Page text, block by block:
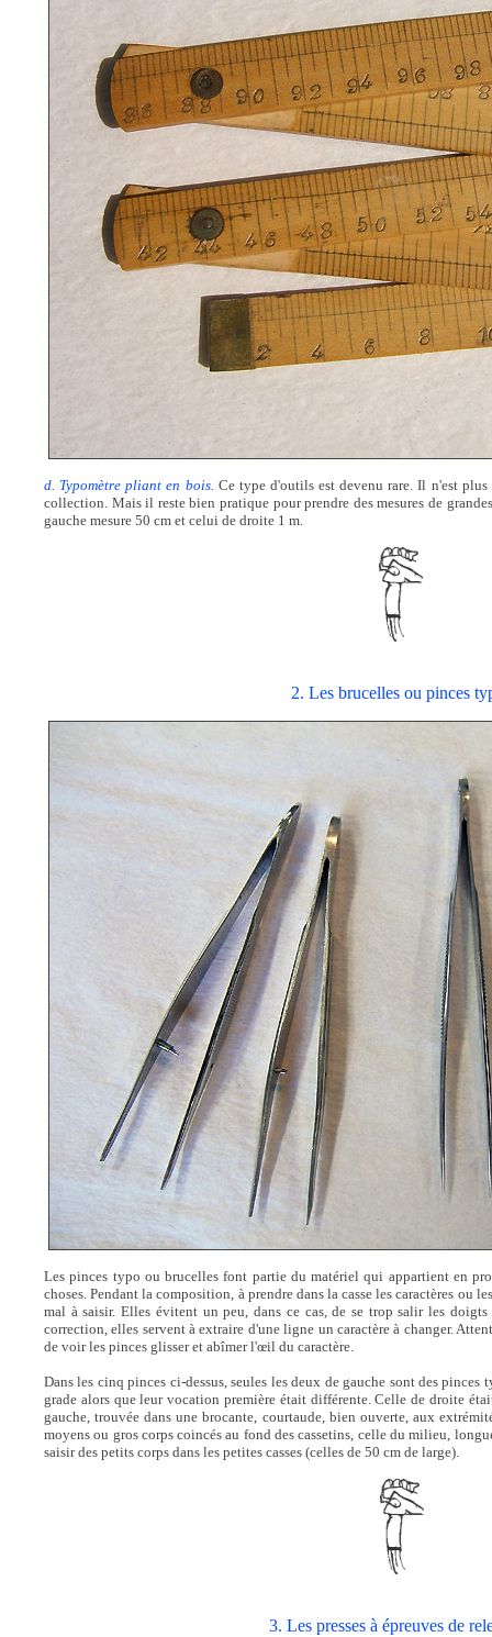
d. Typomètre pliant en bois. Ce type d'outils est devenu rare. Il n'est
collection. Mais il reste bien pratique pour prendre des mesures de
gauche mesure 50 cm et celui de droite 1 m.
2. Les brucelles ou pinces
Les pinces typo ou brucelles font partie du matériel qui appartient en
choses. Pendant la composition, à prendre dans la casse les caractères ou
mal à saisir. Elles évitent un peu, dans ce cas, de se trop salir les doigts
correction, elles servent à extraire d'une ligne un caractère à changer.
de voir les pinces glisser et abîmer l'œil du caractère.
Dans les cinq pinces ci-dessus, seules les deux de gauche sont des pinces
grade alors que leur vocation première était différente. Celle de droite
gauche, trouvée dans une brocante, courtaude, bien ouverte, aux
moyens ou gros corps coincés au fond des cassetins, celle du milieu,
saisir des petits corps dans les petites casses (celles de 50 cm de large).
3. Les presses à épreuves de